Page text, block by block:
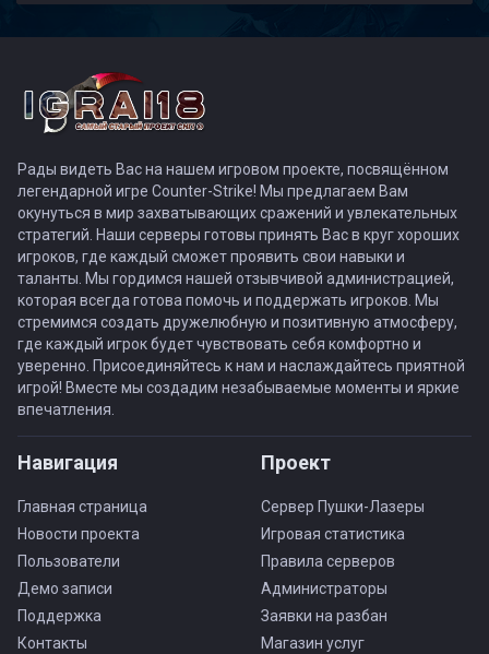
Рады видеть Вас на нашем игровом проекте, посвящённом
легендарной игре Counter-Strike! Мы предлагаем Вам
окунуться в мир захватывающих сражений и увлекательных
стратегий. Наши серверы готовы принять Вас в круг хороших
игроков, где каждый сможет проявить свои навыки и
таланты. Мы гордимся нашей отзывчивой администрацией,
которая всегда готова помочь и поддержать игроков. Мы
стремимся создать дружелюбную и позитивную атмосферу,
где каждый игрок будет чувствовать себя комфортно и
уверенно. Присоединяйтесь к нам и наслаждайтесь приятной
игрой! Вместе мы создадим незабываемые моменты и яркие
впечатления.
Навигация
Главная страница
Новости проекта
Пользователи
Демо записи
Поддержка
Контакты
Проект
Сервер Пушки-Лазеры
Игровая статистика
Правила серверов
Администраторы
Заявки на разбан
Магазин услуг